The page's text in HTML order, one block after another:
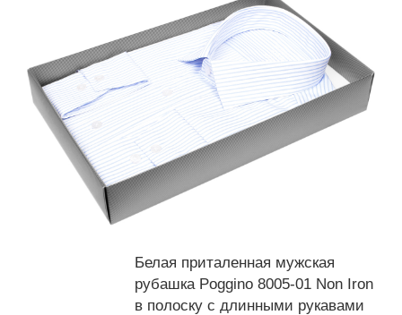
Белая приталенная мужская
рубашка Poggino 8005-01 Non Iron
в полоску с длинными рукавами